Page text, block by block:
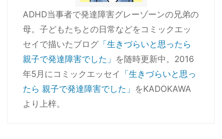
ADHD当事者で発達障害グレーゾーンの兄弟の
母。子どもたちとの日常などをコミックエッ
セイで描いたブログ 「生きづらいと思ったら
親子で発達障害でした」 を随時更新中。2016
年5月にコミックエッセイ
「生きづらいと思っ
たら 親子で発達障害でした」 をKADOKAWA
より上梓。